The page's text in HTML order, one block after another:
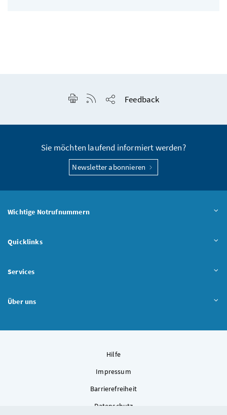
Seite drucken
RSS-Feed anzeigen
Feedback
Sie möchten laufend informiert werden?
Newsletter abonnieren
Wichtige Notrufnummern
Quicklinks
Services
Über uns
Hilfe
Impressum
Barrierefreiheit
Datenschutz